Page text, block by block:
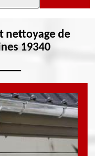
nettoyage de
19340